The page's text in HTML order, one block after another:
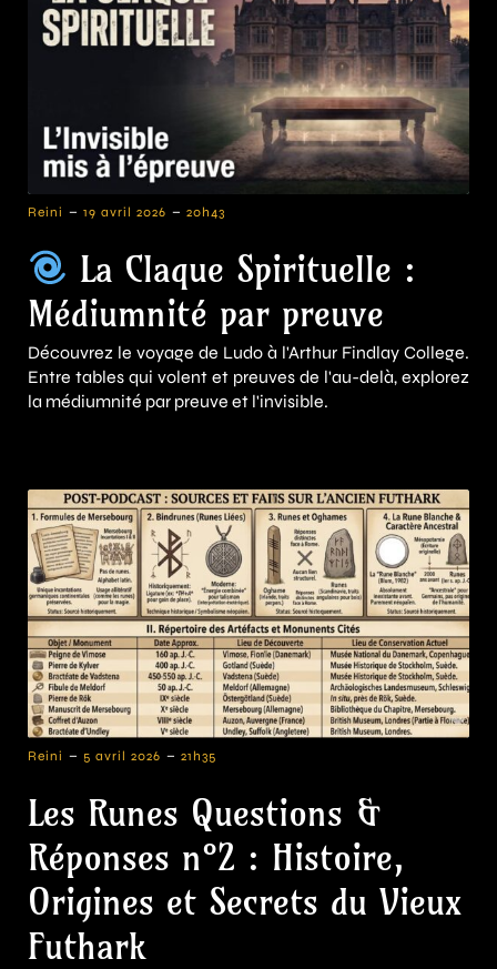
Reini - 19 avril 2026 - 20h43
La Claque Spirituelle :
Médiumnité par preuve
Découvrez le voyage de Ludo à l'Arthur Findlay College.
Entre tables qui volent et preuves de l'au-delà, explorez
la médiumnité par preuve et l'invisible.
Reini - 5 avril 2026 - 21h35
Les Runes Questions &
Réponses n°2 : Histoire,
Origines et Secrets du Vieux
Futhark